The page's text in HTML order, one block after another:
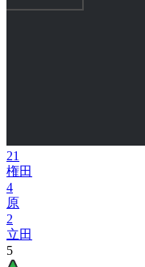
21
権田
4
原
2
立田
5